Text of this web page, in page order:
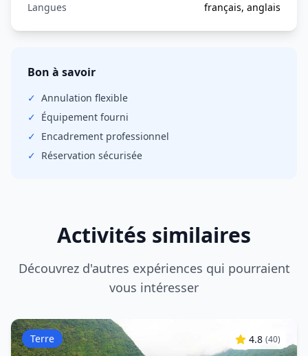
Langues
français, anglais
Bon à savoir
✓ Annulation flexible
✓ Équipement fourni
✓ Encadrement professionnel
✓ Réservation sécurisée
Activités similaires
Découvrez d'autres expériences qui pourraient
vous intéresser
Terre 4.8 (40)